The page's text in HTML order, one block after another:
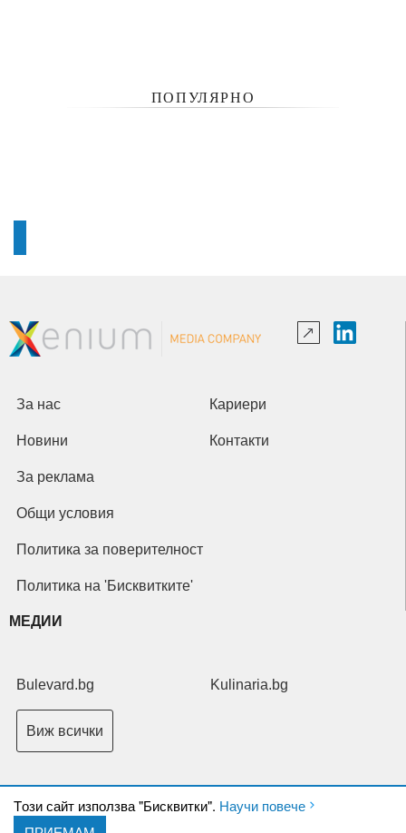
ПОПУЛЯРНО
Tози сайт използва "Бисквитки". Научи повече
За нас Кариери
Новини Контакти
За реклама
Общи условия
Политика за поверителност
Политика на 'Бисквитките'
МЕДИИ
Bulevard.bg Kulinaria.bg
Виж всички